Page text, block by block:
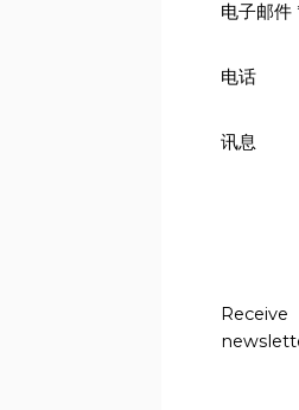
电子邮件
电话
讯息
Receive